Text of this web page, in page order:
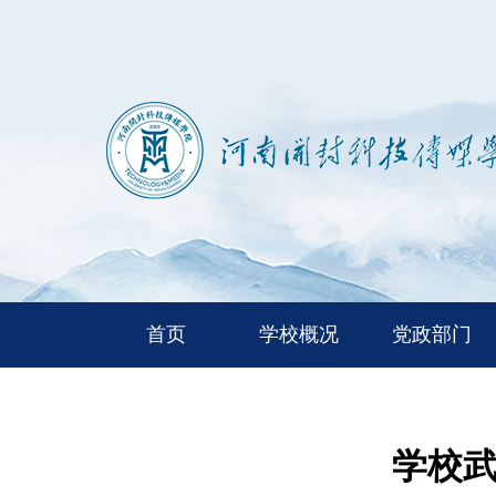
首页 学校概况 党政部门
学校